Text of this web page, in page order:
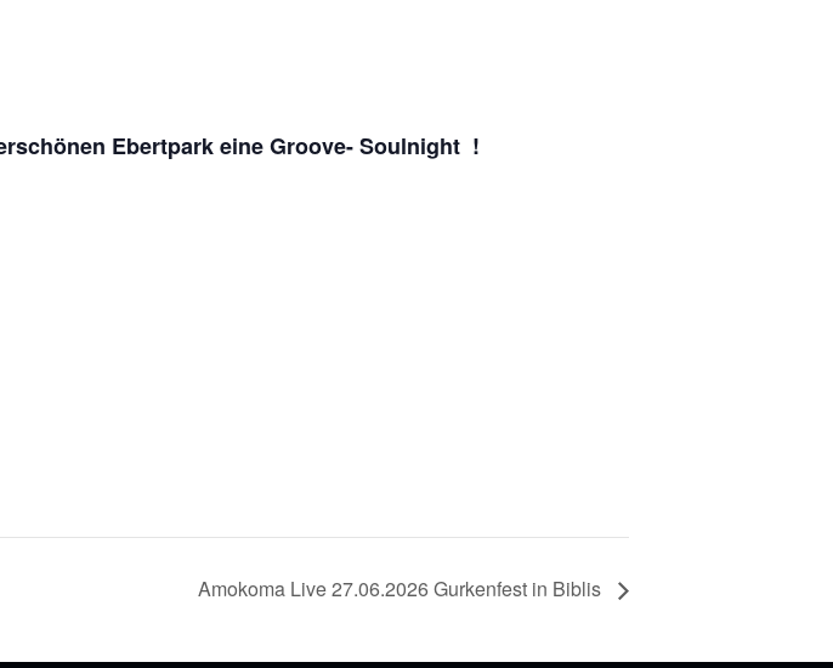
Ebertpark eine Groove- Soulnight !
Amokoma Live 27.06.2026 Gurkenfest in Biblis